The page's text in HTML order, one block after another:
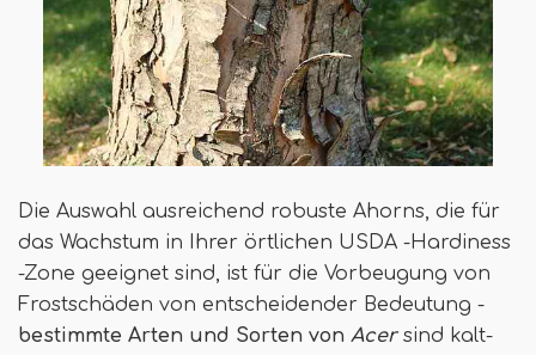
Die Auswahl ausreichend robuste Ahorns, die für
das Wachstum in Ihrer örtlichen USDA -Hardiness
-Zone geeignet sind, ist für die Vorbeugung von
Frostschäden von entscheidender Bedeutung -
bestimmte Arten und Sorten von Acersind kalt-